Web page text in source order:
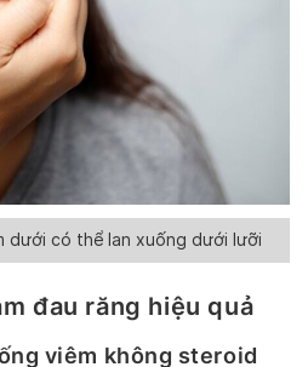
dưới có thể lan xuống dưới lưỡi
đau răng hiệu quả
viêm không steroid